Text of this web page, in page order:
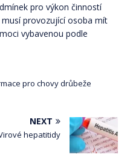
pro výkon činností
provozující osoba mít
vybavenou podle
pro chovy drůbeže
NEXT
hepatitidy